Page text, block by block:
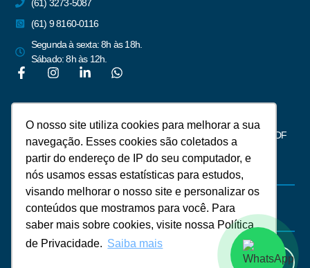
O nosso site utiliza cookies para melhorar a sua
navegação. Esses cookies são coletados a
partir do endereço de IP do seu computador, e
nós usamos essas estatísticas para estudos,
visando melhorar o nosso site e personalizar os
conteúdos que mostramos para você. Para
saber mais sobre cookies, visite nossa Política
de Privacidade. Saiba mais
(61) 3273-5087
(61) 9 8160-0116
Segunda à sexta: 8h às 18h.
Sábado: 8h às 12h.
Newsletter
Assine para receber notícias do mercado imobiliário de Brasília – DF